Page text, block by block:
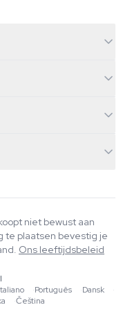
niet bewust aan
te plaatsen bevestig je
Ons leeftijdsbeleid
·Português ·Dansk
·
·Čeština